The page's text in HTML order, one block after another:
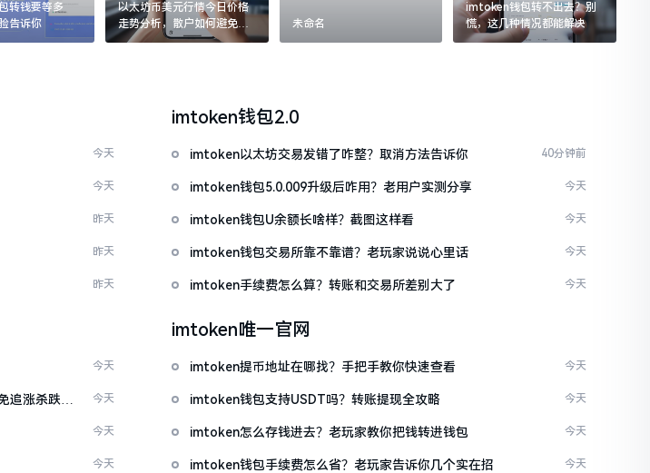
转钱要等多
告诉你
以太坊币美元行情今日价格
走势分析，散户如何避免追
涨杀跌被套牢
未命名
imtoken钱包转不出去？别
慌，这几种情况都能解决
今天
今天
昨天
昨天
昨天
imtoken钱包2.0
imtoken以太坊交易发错了咋整？取消方法告诉你 40分钟前
imtoken钱包5.0.009升级后咋用？老用户实测分享 今天
imtoken钱包U余额长啥样？截图这样看 今天
imtoken钱包交易所靠不靠谱？老玩家说说心里话 今天
imtoken手续费怎么算？转账和交易所差别大了 今天
今天
追涨杀跌被
今天
今天
今天
imtoken唯一官网
imtoken提币地址在哪找？手把手教你快速查看 今天
imtoken钱包支持USDT吗？转账提现全攻略 今天
imtoken怎么存钱进去？老玩家教你把钱转进钱包 今天
imtoken钱包手续费怎么省？老玩家告诉你几个实在招 今天